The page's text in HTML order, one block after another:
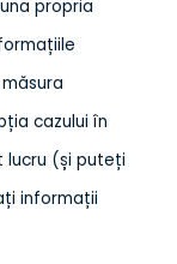
propria
cazului în
lucru (și puteți
informații